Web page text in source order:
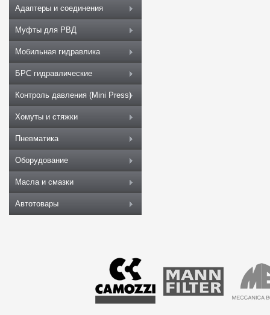
Адаптеры и соединения
Муфты для РВД
Мобильная гидравлика
БРС гидравлические
Контроль давления (Mini Press)
Хомуты и стяжки
Пневматика
Оборудование
Масла и смазки
Автотовары